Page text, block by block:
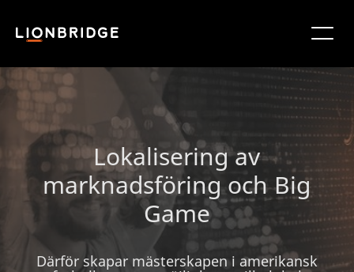
Lokalisering av
marknadsföring och Big
Game
Därför skapar mästerskapen i amerikansk